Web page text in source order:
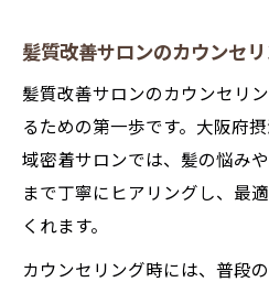
髪質改善サロンのカウンセ
髪質改善サロンのカウンセリ
るための第一歩です。大阪府
域密着サロンでは、髪の悩み
まで丁寧にヒアリングし、最
くれます。
カウンセリング時には、普段